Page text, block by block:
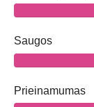
Saugos
Prieinamumas